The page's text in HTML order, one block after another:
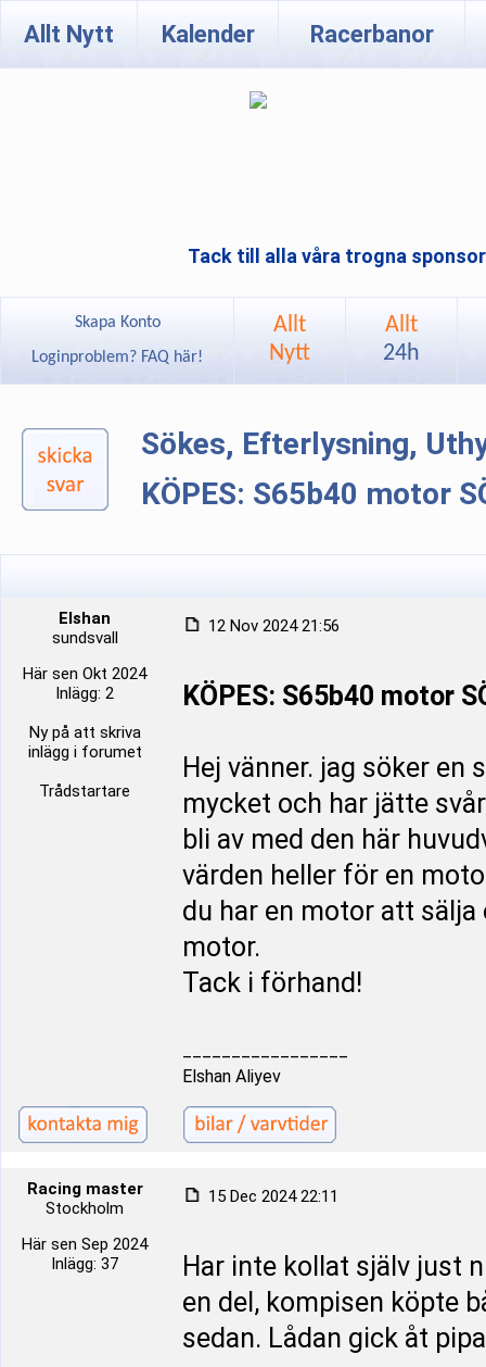
Allt Nytt Kalender Racerbanor
Tack till alla våra trogna
Skapa Konto
Loginproblem? FAQ här!
Allt
Nytt
Allt
24h
Sökes, Efterlysning,
KÖPES: S65b40 motor
Elshan
sundsvall
Här sen Okt 2024
Inlägg: 2
Ny på att skriva
inlägg i forumet
Trådstartare
12 Nov 2024 21:56
KÖPES: S65b40 motor
Hej vänner. jag söker
mycket och har jätte
bli av med den här
värden heller för en
du har en motor att
motor.
Tack i förhand!
Elshan Aliyev
Racing master
Stockholm
Här sen Sep 2024
Inlägg: 37
15 Dec 2024 22:11
Har inte kollat själv just
en del, kompisen köpte
sedan. Lådan gick åt